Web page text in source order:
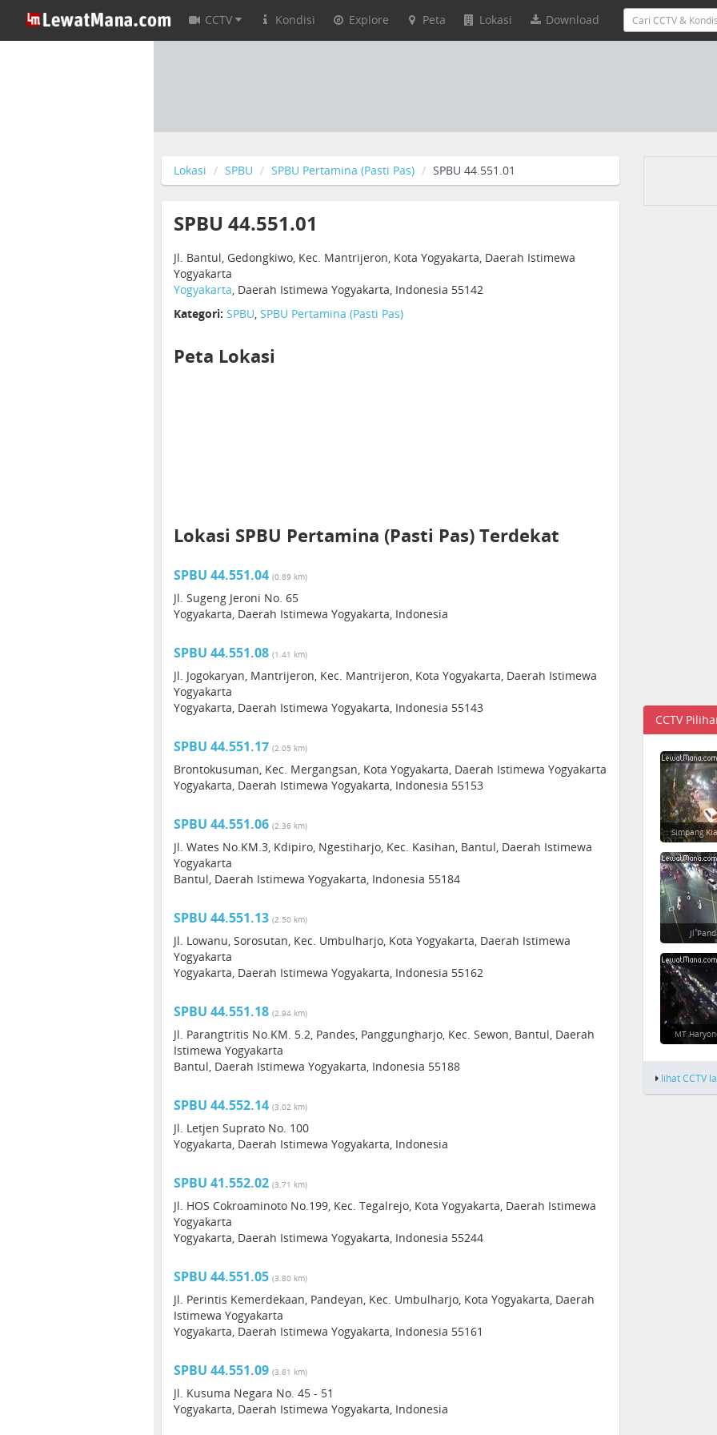
CCTV Kondisi Explore Peta Lokasi Download
Lokasi SPBU SPBU Pertamina (Pasti Pas) SPBU 44.551.01
SPBU 44.551.01
Jl. Bantul, Gedongkiwo, Kec. Mantrijeron, Kota Yogyakarta, Daerah Istimewa
Yogyakarta
Yogyakarta, Daerah Istimewa Yogyakarta, Indonesia 55142
Kategori: SPBU, SPBU Pertamina (Pasti Pas)
Peta Lokasi
Lokasi SPBU Pertamina (Pasti Pas) Terdekat
SPBU 44.551.04 (0.89 km)
Jl. Sugeng Jeroni No. 65
Yogyakarta, Daerah Istimewa Yogyakarta, Indonesia
SPBU 44.551.08 (1.41 km)
Jl. Jogokaryan, Mantrijeron, Kec. Mantrijeron, Kota Yogyakarta, Daerah Istimewa
Yogyakarta
Yogyakarta, Daerah Istimewa Yogyakarta, Indonesia 55143
SPBU 44.551.17 (2.05 km)
Brontokusuman, Kec. Mergangsan, Kota Yogyakarta, Daerah Istimewa Yogyakarta
Yogyakarta, Daerah Istimewa Yogyakarta, Indonesia 55153
SPBU 44.551.06 (2.36 km)
Jl. Wates No.KM.3, Kdipiro, Ngestiharjo, Kec. Kasihan, Bantul, Daerah Istimewa
Yogyakarta
Bantul, Daerah Istimewa Yogyakarta, Indonesia 55184
SPBU 44.551.13 (2.50 km)
Jl. Lowanu, Sorosutan, Kec. Umbulharjo, Kota Yogyakarta, Daerah Istimewa
Yogyakarta
Yogyakarta, Daerah Istimewa Yogyakarta, Indonesia 55162
SPBU 44.551.18 (2.94 km)
Jl. Parangtritis No.KM. 5.2, Pandes, Panggungharjo, Kec. Sewon, Bantul, Daerah
Istimewa Yogyakarta
Bantul, Daerah Istimewa Yogyakarta, Indonesia 55188
SPBU 44.552.14 (3.02 km)
Jl. Letjen Suprato No. 100
Yogyakarta, Daerah Istimewa Yogyakarta, Indonesia
SPBU 41.552.02 (3.71 km)
Jl. HOS Cokroaminoto No.199, Kec. Tegalrejo, Kota Yogyakarta, Daerah Istimewa
Yogyakarta
Yogyakarta, Daerah Istimewa Yogyakarta, Indonesia 55244
SPBU 44.551.05 (3.80 km)
Jl. Perintis Kemerdekaan, Pandeyan, Kec. Umbulharjo, Kota Yogyakarta, Daerah
Istimewa Yogyakarta
Yogyakarta, Daerah Istimewa Yogyakarta, Indonesia 55161
SPBU 44.551.09 (3.81 km)
Jl. Kusuma Negara No. 45 - 51
Yogyakarta, Daerah Istimewa Yogyakarta, Indonesia
CCTV
Simpang
Jl
MT
lihat CCTV